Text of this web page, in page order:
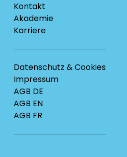
Kontakt
Akademie
Karriere
Datenschutz & Cookies
Impressum
AGB DE
AGB EN
AGB FR